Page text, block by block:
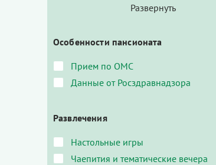
Особенности пансионата
Прием по ОМС
Данные от Росздравнадзора
Развлечения
Настольные игры
Чаепития и тематические вечера